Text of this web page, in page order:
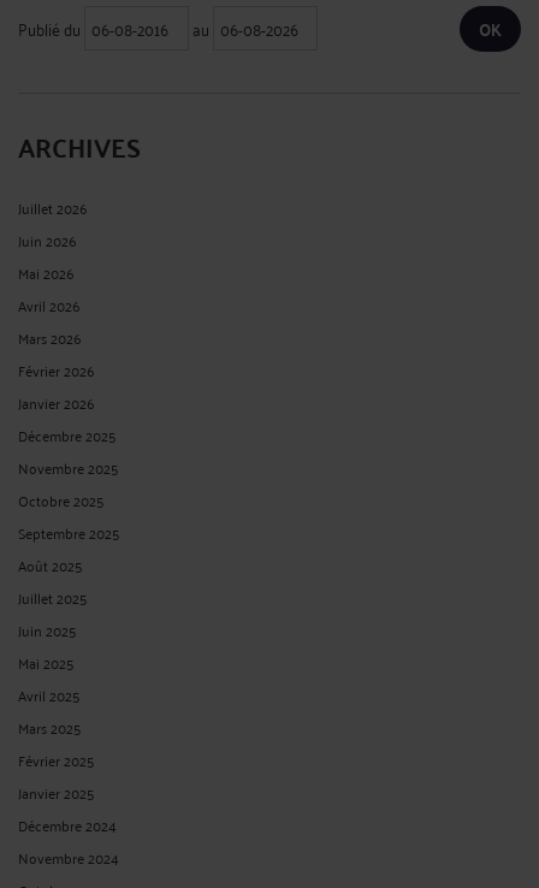
Publié du au
ARCHIVES
Juillet 2026
Juin 2026
Mai 2026
Avril 2026
Mars 2026
Février 2026
Janvier 2026
Décembre 2025
Novembre 2025
Octobre 2025
Septembre 2025
Août 2025
Juillet 2025
Juin 2025
Mai 2025
Avril 2025
Mars 2025
Février 2025
Janvier 2025
Décembre 2024
Novembre 2024